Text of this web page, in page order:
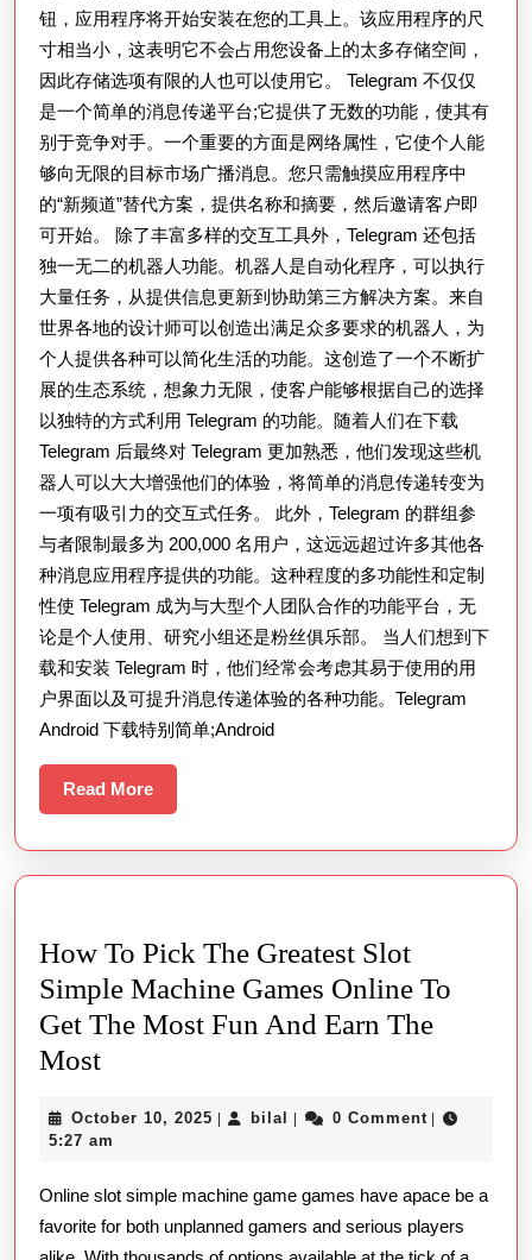
通
的
优
势
钮，应用程序将开始安装在您的工具上。该应用程序的尺
寸相当小，这表明它不会占用您设备上的太多存储空间，
因此存储选项有限的人也可以使用它。 Telegram 不仅仅
是一个简单的消息传递平台;它提供了无数的功能，使其有
别于竞争对手。一个重要的方面是网络属性，它使个人能
够向无限的目标市场广播消息。您只需触摸应用程序中
的“新频道”替代方案，提供名称和摘要，然后邀请客户即
可开始。 除了丰富多样的交互工具外，Telegram 还包括
独一无二的机器人功能。机器人是自动化程序，可以执行
大量任务，从提供信息更新到协助第三方解决方案。来自
世界各地的设计师可以创造出满足众多要求的机器人，为
个人提供各种可以简化生活的功能。这创造了一个不断扩
展的生态系统，想象力无限，使客户能够根据自己的选择
以独特的方式利用 Telegram 的功能。随着人们在下载
Telegram 后最终对 Telegram 更加熟悉，他们发现这些机
器人可以大大增强他们的体验，将简单的消息传递转变为
一项有吸引力的交互式任务。 此外，Telegram 的群组参
与者限制最多为 200,000 名用户，这远远超过许多其他各
种消息应用程序提供的功能。这种程度的多功能性和定制
性使 Telegram 成为与大型个人团队合作的功能平台，无
论是个人使用、研究小组还是粉丝俱乐部。 当人们想到下
载和安装 Telegram 时，他们经常会考虑其易于使用的用
户界面以及可提升消息传递体验的各种功能。Telegram
Android 下载特别简单;Android
Read MoreRead
More
How To Pick The Greatest Slot
Simple Machine Games Online To
Get The Most Fun And Earn The
MostHow
Pick
Greatest
Slot
October 10, 2025 October
| bilal bilal
| 0 Comment |
5:27 am
Online slot simple machine game games have apace be a
favorite for both unplanned gamers and serious players